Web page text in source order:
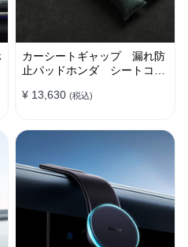
カーシートギャップ 漏れ防
止パッドホンダ シートコン
¥ 13,630 (税込)